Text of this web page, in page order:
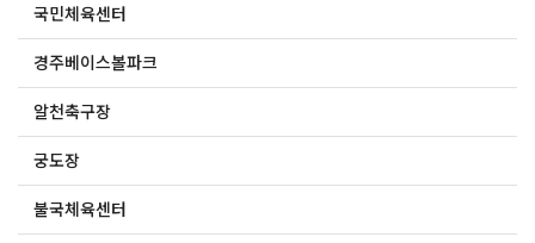
국민체육센터
경주베이스볼파크
알천축구장
궁도장
불국체육센터